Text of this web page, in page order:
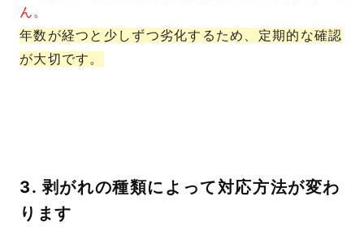
ん。
年数が経つと少しずつ劣化するため、定期的な確認
が大切です。
3. 剥がれの種類によって対応方法が変わ
ります